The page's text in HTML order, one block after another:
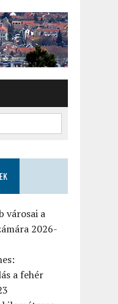
városai a
2026-
a fehér